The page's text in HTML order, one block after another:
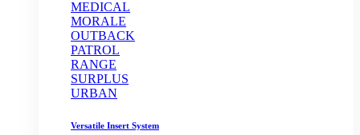
MEDICAL
MORALE
OUTBACK
PATROL
RANGE
SURPLUS
URBAN
Versatile Insert System